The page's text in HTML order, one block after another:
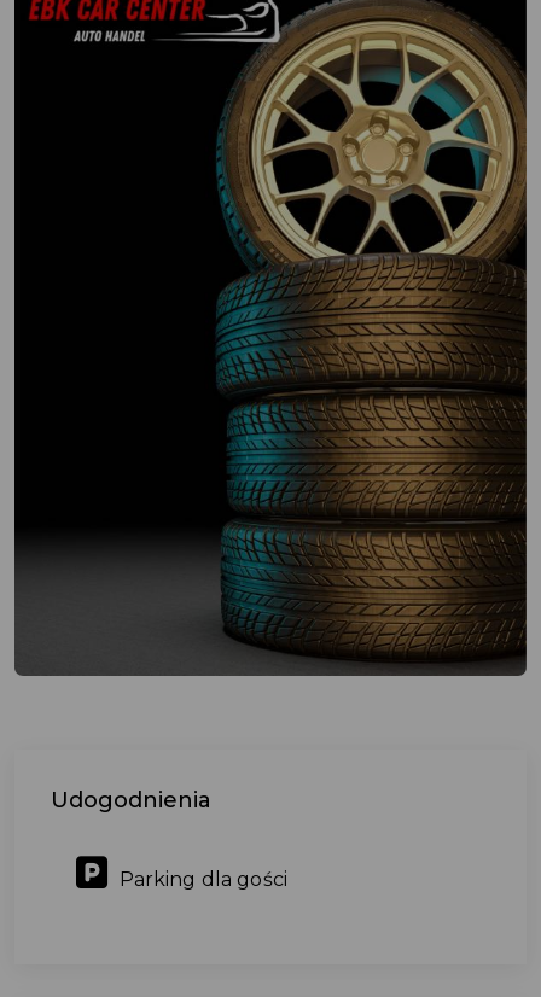
Udogodnienia
Parking dla gości